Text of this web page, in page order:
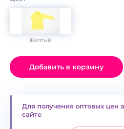
Желтый
Добавить в корзину
Для получения оптовых цен
сайте